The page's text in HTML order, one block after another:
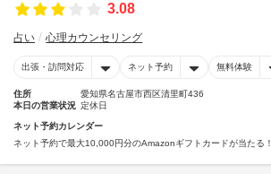
3.08
占い 心理カウンセリング
出張・訪問対応 ネット予約 無料体験
住所
愛知県名古屋市西区清里町436
本日の営業状況 定休日
ネット予約カレンダー
ネット予約で最大10,000円分のAmazonギフトカードが当たる！